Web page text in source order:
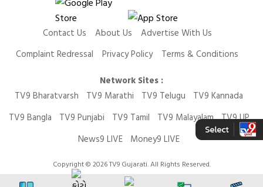
Contact Us About Us
Advertise With Us
Complaint Redressal
Privacy Policy
Terms & Conditions
Network Sites :
TV9 Bharatvarsh
TV9 Marathi TV9 Telugu
TV9 Kannada
TV9 Bangla
TV9 Punjabi TV9 Tamil TV9 Malayalam TV9 UP
News9 LIVE
Money9 LIVE
Copyright © 2026 TV9 Gujarati. All Rights Reserved.